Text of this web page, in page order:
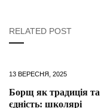
RELATED POST
13 ВЕРЕСНЯ, 2025
Борщ як традиція та
єдність: школярі